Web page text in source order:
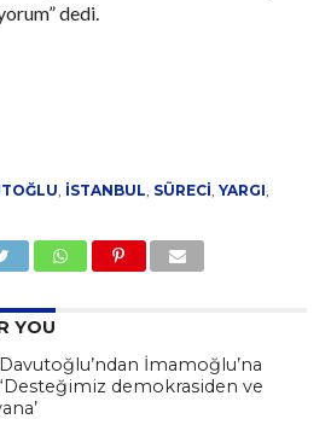
dedi.
, İSTANBUL, SÜRECI, YARGI,
YOU
İmamoğlu’na
demokrasiden ve